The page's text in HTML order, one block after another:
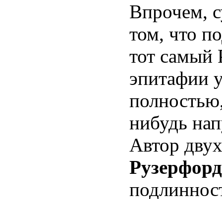
Впрочем,
том, что
тот самый
эпитафии
нибудь
Автор